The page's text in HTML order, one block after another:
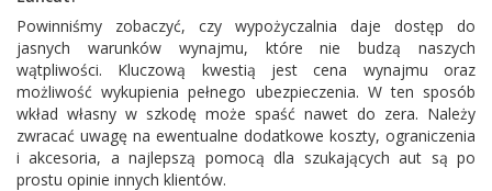
Powinniśmy zobaczyć, czy wypożyczalnia daje dostęp do
jasnych warunków wynajmu, które nie budzą naszych
wątpliwości. Kluczową kwestią jest cena wynajmu oraz
możliwość wykupienia pełnego ubezpieczenia. W ten sposób
wkład własny w szkodę może spaść nawet do zera. Należy
zwracać uwagę na ewentualne dodatkowe koszty, ograniczenia
i akcesoria, a najlepszą pomocą dla szukających aut są po
prostu opinie innych klientów.